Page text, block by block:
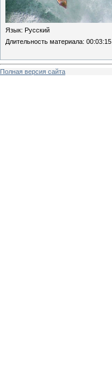
Язык: Русский
Длительность материала: 00:03:15
Полная версия сайта